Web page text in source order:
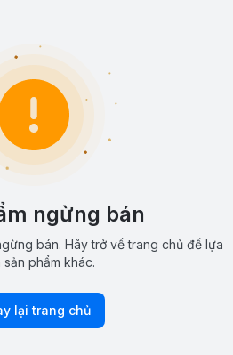
ngừng bán
bán. Hãy trở về trang chủ để lựa
sản phẩm khác.
lại trang chủ